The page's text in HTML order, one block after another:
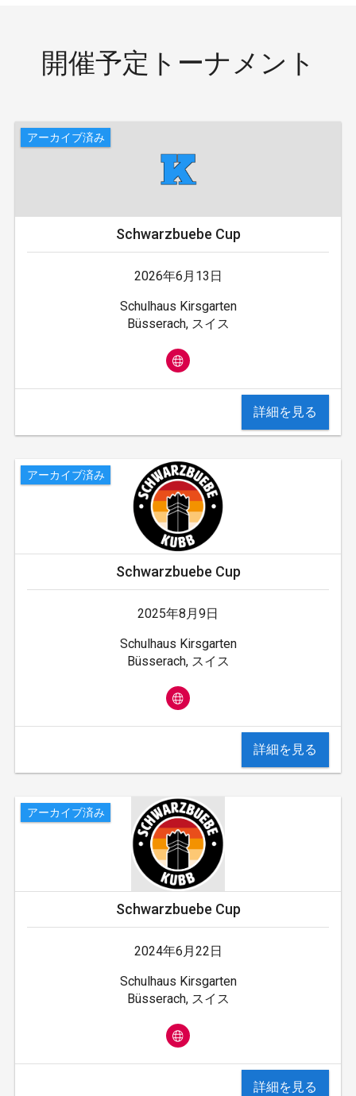
開催予定トーナメント
アーカイブ済み
Schwarzbuebe Cup
2026年6月13日
Schulhaus Kirsgarten
Büsserach, スイス
詳細を見る
アーカイブ済み
Schwarzbuebe Cup
2025年8月9日
Schulhaus Kirsgarten
Büsserach, スイス
詳細を見る
アーカイブ済み
Schwarzbuebe Cup
2024年6月22日
Schulhaus Kirsgarten
Büsserach, スイス
詳細を見る